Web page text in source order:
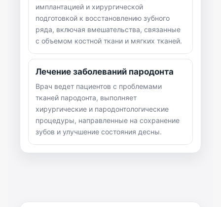
имплантацией и хирургической
подготовкой к восстановлению зубного
ряда, включая вмешательства, связанные
с объемом костной ткани и мягких тканей.
Лечение заболеваний пародонта
Врач ведет пациентов с проблемами
тканей пародонта, выполняет
хирургические и пародонтологические
процедуры, направленные на сохранение
зубов и улучшение состояния десны.